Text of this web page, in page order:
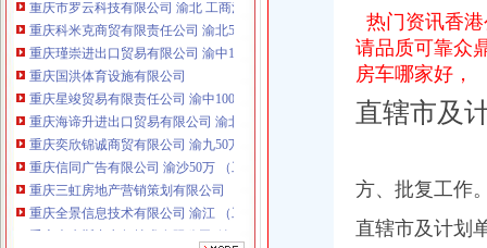
重庆科米克商贸有限责任公司 渝北50万 （工商注册）
重庆瑾崇进出口贸易有限公司 渝中100万 （进出口权）
重庆国洪体育设施有限公司
重庆星竣贸易有限责任公司 渝中100万 （进出口权）
重庆海谛升进出口贸易有限公司 渝北100万 （进出口权）
重庆奕欣锦诚商贸有限公司 渝九50万 （工商注册）
重庆信同广告有限公司 渝沙50万 （工商注册）
重庆三虹房地产营销策划有限公司
重庆全景信息技术有限公司 渝江 （工商注册）
重庆麦克斯韦电气技术有限公司 渝新 （工商注册）
重庆市罗云科技有限公司 渝北 工商注册
热门资讯香
请品质可靠众
房车哪家好，
直辖市及
方、批复工作
直辖市及计划